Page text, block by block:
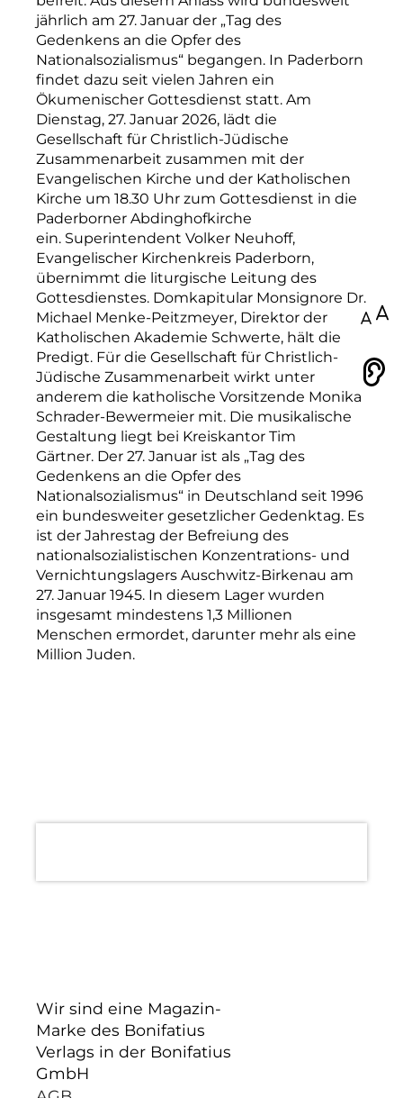
jährlich am 27. Januar der „Tag des
Gedenkens an die Opfer des
Nationalsozialismus“ begangen. In Paderborn
findet dazu seit vielen Jahren ein
Ökumenischer Gottesdienst statt. Am
Dienstag, 27. Januar 2026, lädt die
Gesellschaft für Christlich-Jüdische
Zusammenarbeit zusammen mit der
Evangelischen Kirche und der Katholischen
Kirche um 18.30 Uhr zum Gottesdienst in die
Paderborner Abdinghofkirche
ein. Superintendent Volker Neuhoff,
Evangelischer Kirchenkreis Paderborn,
übernimmt die liturgische Leitung des
Gottesdienstes. Domkapitular Monsignore Dr.
Michael Menke-Peitzmeyer, Direktor der
Katholischen Akademie Schwerte, hält die
Predigt. Für die Gesellschaft für Christlich-
Jüdische Zusammenarbeit wirkt unter
anderem die katholische Vorsitzende Monika
Schrader-Bewermeier mit. Die musikalische
Gestaltung liegt bei Kreiskantor Tim
Gärtner. Der 27. Januar ist als „Tag des
Gedenkens an die Opfer des
Nationalsozialismus“ in Deutschland seit 1996
ein bundesweiter gesetzlicher Gedenktag. Es
ist der Jahrestag der Befreiung des
nationalsozialistischen Konzentrations- und
Vernichtungslagers Auschwitz-Birkenau am
27. Januar 1945. In diesem Lager wurden
insgesamt mindestens 1,3 Millionen
Menschen ermordet, darunter mehr als eine
Million Juden.
Wir sind eine Magazin-
Marke des Bonifatius
Verlags in der Bonifatius
GmbH
100
Vorlesen